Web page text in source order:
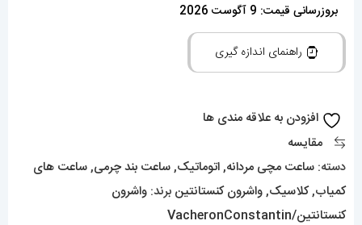
کنستانتین
مدل
دراگون
اتوماتیک
حکاکی
بند
چرم
بروزرسانی قیمت: 9 آگوست 2026
راهنمای اندازه گیری
افزودن به علاقه مندی ها
مقایسه
دسته: ساعت مچی مردانه,اتوماتیک,ساعت بند چرمی,ساعت های
کمیاب,کلاسیک,واشرون کنستانتین برند: واشرون
کنستانتین/VacheronConstantin